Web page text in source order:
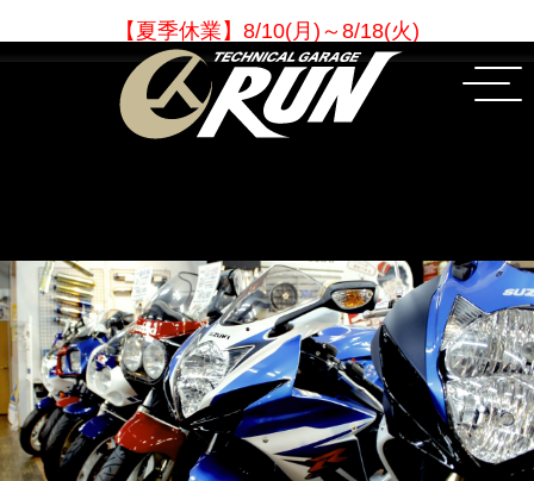
【夏季休業 】 8/10(月)～8/18(火)